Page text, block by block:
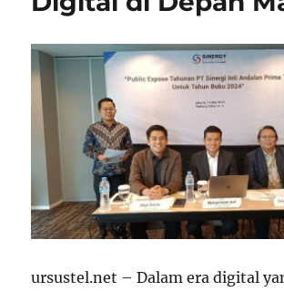
ursustel.net – Dalam era digital